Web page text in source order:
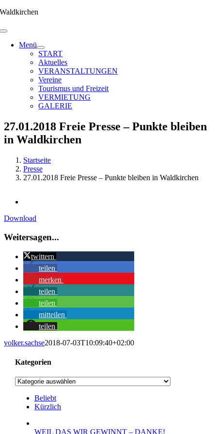
Zum
springen
Waldkirchen
Menü
START
Aktuelles
VERANSTALTUNGEN
Vereine
Tourismus und Freizeit
VERMIETUNG
GALERIE
27.01.2018 Freie Presse – Punkte bleiben
in Waldkirchen
Startseite
Presse
27.01.2018 Freie Presse – Punkte bleiben in Waldkirchen
Bild
Download
Weitersagen...
twittern
teilen
merken
teilen
teilen
mitteilen
teilen
volker.sachse2018-07-03T10:09:40+02:00
Kategorien
Kategorien
Beliebt
Kürzlich
WEIL DAS WIR GEWINNT – DANKE!